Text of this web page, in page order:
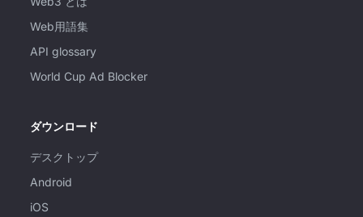
Web用語集
API glossary
World Cup Ad Blocker
ダウンロード
デスクトップ
Android
iOS